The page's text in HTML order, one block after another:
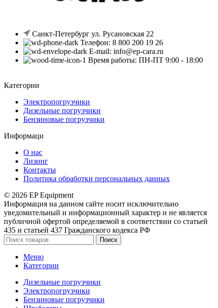
Санкт-Петербург ул. Русановская 22
Телефон: 8 800 200 19 26
E-mail: info@ep-cara.ru
Время работы: ПН-ПТ 9:00 - 18:00
Категории
Электропогрузчики
Дизельные погрузчики
Бензиновые погрузчики
Информаци
О нас
Лизинг
Контакты
Политика обработки персональных данных
© 2026 EP Equipment
Информация на данном сайте носит исключительно
уведомительный и информационный характер и не является
публичной офертой определяемой в соответствии со статьей
435 и статьей 437 Гражданского кодекса РФ
Поиск
Меню
Категории
Дизельные погрузчики
Электропогрузчики
Бензиновые погрузчики